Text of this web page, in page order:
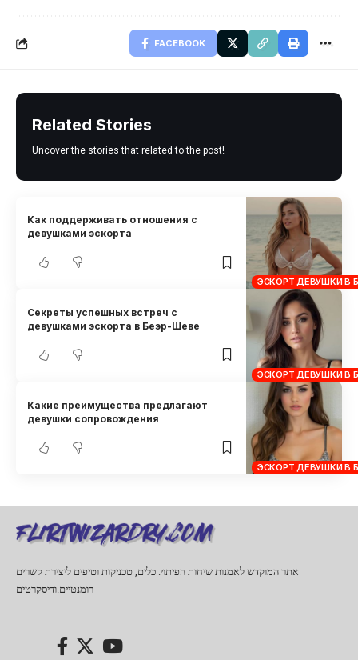
FACEBOOK
Related Stories
Uncover the stories that related to the post!
ЭСКОРТ ДЕВУШКИ В
Как поддерживать отношения с
девушками эскорта
ЭСКОРТ ДЕВУШКИ В
Секреты успешных встреч с
девушками эскорта в Беэр-Шеве
ЭСКОРТ ДЕВУШКИ В
Какие преимущества предлагают
девушки сопровождения
אתר המוקדש לאמנות שיחות הפיתוי: כלים, טכניקות וטיפים ליצירת קשרים
רומנטיים.ודיסקרטים